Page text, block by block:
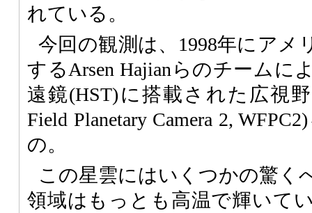
れている。
今回の観測は、1998年にアメ
するArsen Hajianらのチームに
遠鏡(HST)に搭載された広視
Field Planetary Camera 2,
の。
この星雲にはいくつかの驚く
領域はもっとも高温で輝いて